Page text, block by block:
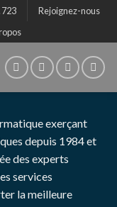
Rejoignez-nous
exerçant
depuis 1984 et
des experts
services
la meilleure